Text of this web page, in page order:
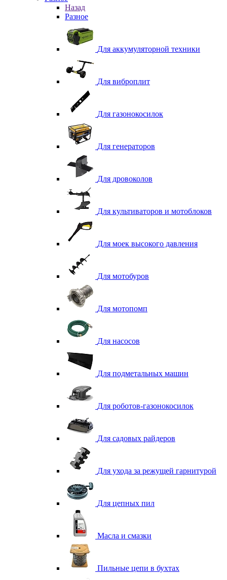
Назад
Разное
Для аккумуляторной техники
Для виброплит
Для газонокосилок
Для генераторов
Для дровоколов
Для культиваторов и мотоблоков
Для моек высокого давления
Для мотобуров
Для мотопомп
Для насосов
Для подметальных машин
Для роботов-газонокосилок
Для садовых райдеров
Для ухода за режущей гарнитурой
Для цепных пил
Масла и смазки
Пильные цепи в бухтах